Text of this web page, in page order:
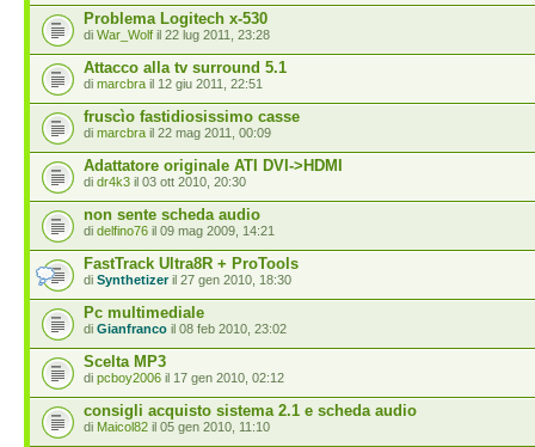
Problema Logitech x-530
di War_Wolf il 22 lug 2011, 23:28
Attacco alla tv surround 5.1
di marcbra il 12 giu 2011, 22:51
fruscìo fastidiosissimo casse
di marcbra il 22 mag 2011, 00:09
Adattatore originale ATI DVI->HDMI
di dr4k3 il 03 ott 2010, 20:30
non sente scheda audio
di delfino76 il 09 mag 2009, 14:21
FastTrack Ultra8R + ProTools
di Synthetizeril 27 gen 2010, 18:30
Pc multimediale
di Gianfranco il 08 feb 2010, 23:02
Scelta MP3
di pcboy2006 il 17 gen 2010, 02:12
consigli acquisto sistema 2.1 e scheda audio
di Maicol82 il 05 gen 2010, 11:10